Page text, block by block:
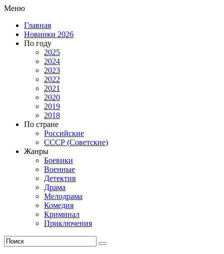
Меню
Главная
Новинки 2026
По году
2025
2024
2023
2022
2021
2020
2019
2018
По стране
Российские
СССР (Советские)
Жанры
Боевики
Военные
Детектив
Драма
Мелодрама
Комедия
Криминал
Приключения